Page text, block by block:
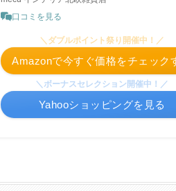
口コミを見る
＼ダブルポイント祭り開催中！／
Amazonで今すぐ価格をチェック
＼ボーナスセレクション開催中！／
Yahooショッピングを見る